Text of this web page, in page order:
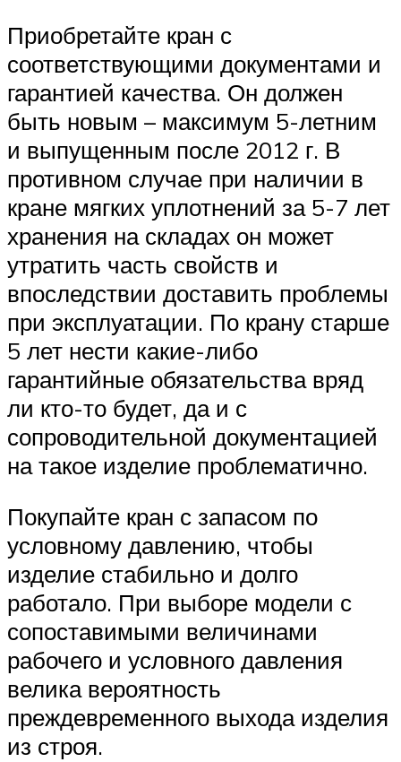
Приобретайте кран с
соответствующими документами и
гарантией качества. Он должен
быть новым – максимум 5-летним
и выпущенным после 2012 г. В
противном случае при наличии в
кране мягких уплотнений за 5-7 лет
хранения на складах он может
утратить часть свойств и
впоследствии доставить проблемы
при эксплуатации. По крану старше
5 лет нести какие-либо
гарантийные обязательства вряд
ли кто-то будет, да и с
сопроводительной документацией
на такое изделие проблематично.
Покупайте кран с запасом по
условному давлению, чтобы
изделие стабильно и долго
работало. При выборе модели с
сопоставимыми величинами
рабочего и условного давления
велика вероятность
преждевременного выхода изделия
из строя.